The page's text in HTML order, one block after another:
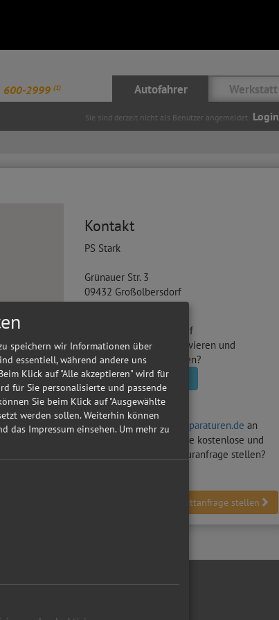
600-2999 (1) Autofahrer Werkstatt
Sie sind derzeit nicht als Benutzer angemeldet. Login
Kontakt
PS Stark
Grünauer Str. 3
09432 Großolbersdorf
auf
Autoreparaturen.de aktivieren und
Kundenanfragen erhalten?
▶Werkstatt aktivieren
Sie möchten auf Autoreparaturen.de an
eine kostenlose und
unverbindliche Reparaturanfrage stellen?
Werkstattanfrage stellen
Social Media
speichern wir Informationen über
essentiell, während andere uns
Klick auf "Alle akzeptieren" wird für
für Sie personalisierte und passende
Sie beim Klick auf "Ausgewählte
werden sollen. Weiterhin können
das Impressum einsehen. Um mehr zu